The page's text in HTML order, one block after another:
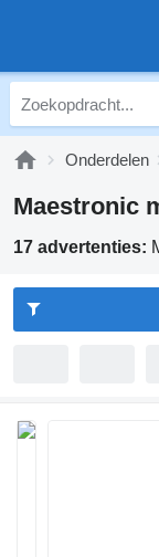
Onderdelen
Maestronic
17 advertenties: